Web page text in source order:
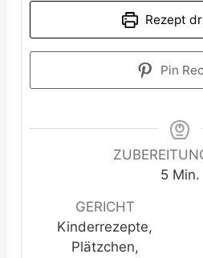
Rezept
Pin
5 Min.
GERICHT
Kinderrezepte,
Plätzchen,